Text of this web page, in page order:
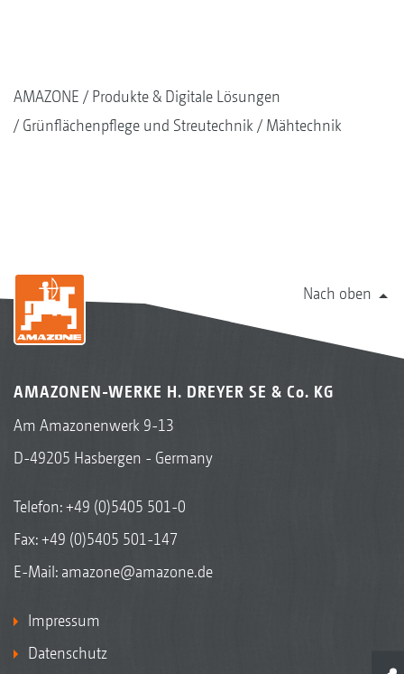
AMAZONE
Produkte & Digitale Lösungen
Grünflächenpflege und Streutechnik
Mähtechnik
Nach oben
AMAZONEN-WERKE H. DREYER SE & Co. KG
Am Amazonenwerk 9-13
D-49205 Hasbergen - Germany
Telefon:+49 (0)5405 501-0
Fax: +49 (0)5405 501-147
E-Mail: amazone@amazone.de
Impressum
Datenschutz